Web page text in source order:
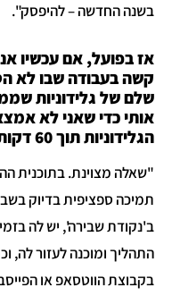
בשנה החדשה – להיפסק".
אז בפועל, אם עכשיו
קשה בעבודה שבו לא
שלם של גלידוניות
הגלידוניות תוך 60 דקות?
"שאלה מצוינת. בתוכנית
תמיכה ספציפית בדיוק
ב'נקודת שבירה', יש לה
התהליך ומוכנה לעזור לה,
בקבוצת הווטסאפ או